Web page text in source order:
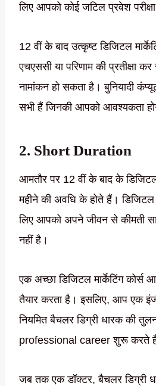
लिए आपको कोई जटिल प्रवेश परीक्षा
12 वीं के बाद उत्कृष्ट डिजिटल
एचएससी या परिणाम की प्रतीक्षा
नामांकन हो सकता है। बुनियादी
सभी हैं जिनकी आपको आवश्यकता
2. Short Duration
आमतौर पर 12 वीं के बाद के
महीने की अवधि के होते हैं। डिजिटल
लिए आपको अपने जीवन से कीमती
नहीं है।
एक अच्छा डिजिटल मार्केटिंग कोर्स
तैयार करता है। इसलिए, आप एक
नियमित बैचलर डिग्री धारक की
professional career शुरू करते
जब तक एक डॉक्टर, बैचलर डिग्री